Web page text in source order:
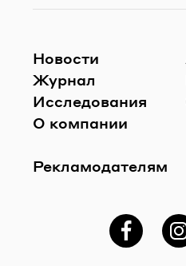
Новости
Журнал
Исследования
О компании
Рекламодателям